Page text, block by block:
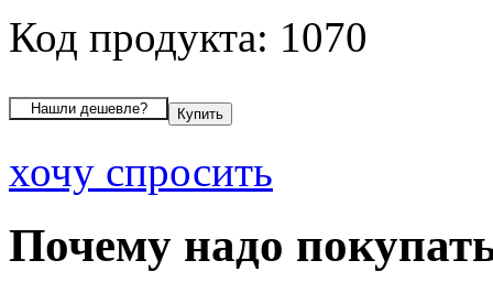
Код продукта: 1070
хочу спросить
Почему надо